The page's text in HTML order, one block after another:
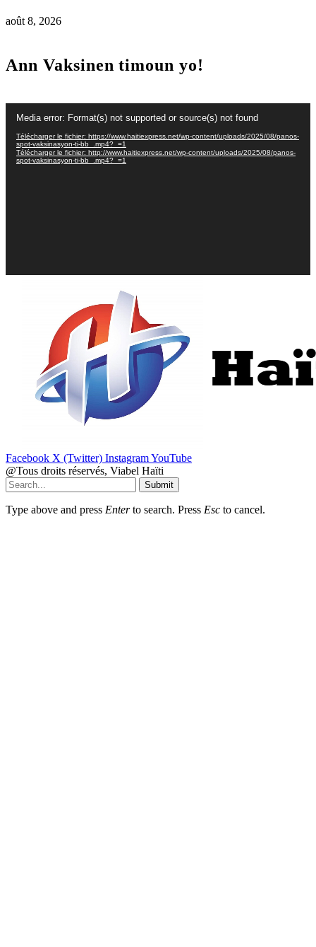
août 8, 2026
Ann Vaksinen timoun yo!
vidéo
Media error: Format(s) not supported or source(s) not found
Télécharger le fichier: https://www.haitiexpress.net/wp-content/uploads/2025/08/panos-
spot-vaksinasyon-ti-bb_.mp4?_=1
Télécharger le fichier: http://www.haitiexpress.net/wp-content/uploads/2025/08/panos-
spot-vaksinasyon-ti-bb_.mp4?_=1
Facebook X (Twitter) InstagramYouTube
@Tous droits réservés, Viabel Haïti
Submit
Type above and press Enterto search. Press Esc to cancel.